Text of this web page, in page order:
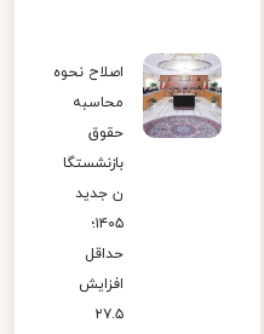
اصلاح نحوه
محاسبه
حقوق
بازنشستگا
ن جدید
۱۴۰۵؛
حداقل
افزایش
۲۷.۵